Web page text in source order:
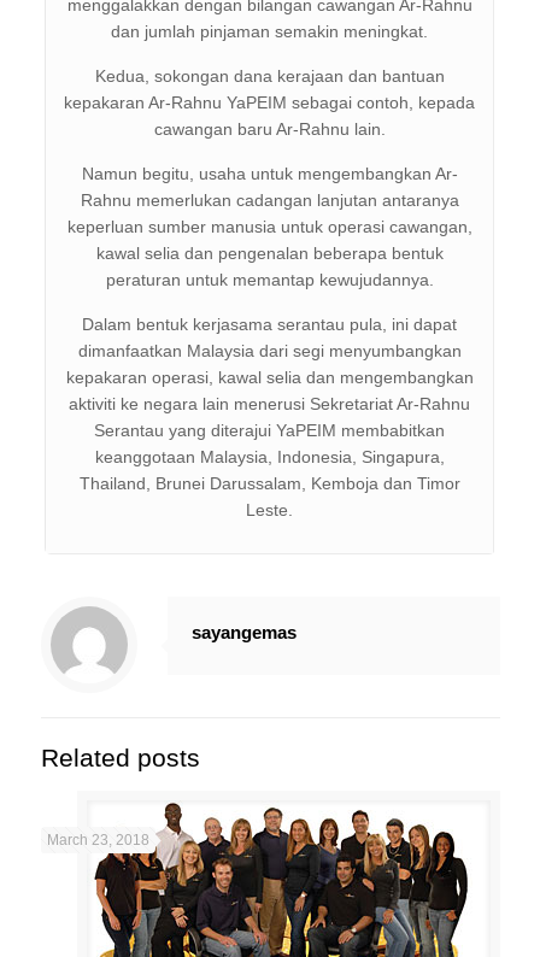
menggalakkan dengan bilangan cawangan Ar-Rahnu
dan jumlah pinjaman semakin meningkat.
Kedua, sokongan dana kerajaan dan bantuan
kepakaran Ar-Rahnu YaPEIM sebagai contoh, kepada
cawangan baru Ar-Rahnu lain.
Namun begitu, usaha untuk mengembangkan Ar-
Rahnu memerlukan cadangan lanjutan antaranya
keperluan sumber manusia untuk operasi cawangan,
kawal selia dan pengenalan beberapa bentuk
peraturan untuk memantap kewujudannya.
Dalam bentuk kerjasama serantau pula, ini dapat
dimanfaatkan Malaysia dari segi menyumbangkan
kepakaran operasi, kawal selia dan mengembangkan
aktiviti ke negara lain menerusi Sekretariat Ar-Rahnu
Serantau yang diterajui YaPEIM membabitkan
keanggotaan Malaysia, Indonesia, Singapura,
Thailand, Brunei Darussalam, Kemboja dan Timor
Leste.
sayangemas
Related posts
March 23, 2018